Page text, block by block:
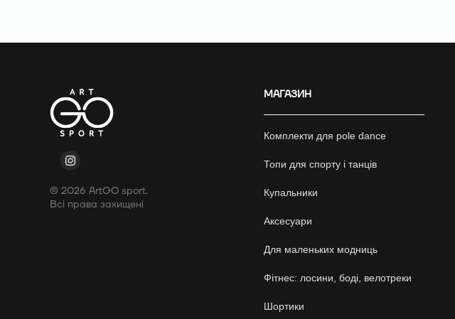
© 2026 ArtGO sport.
Всі права захищені
МАГАЗИН
Комплекти для pole dance
Топи для спорту і танців
Купальники
Аксесуари
Для маленьких модниць
Фітнес: лосини, боді, велотреки
Шортики